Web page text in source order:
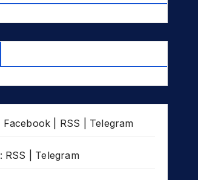
Facebook RSS Telegram
: RSS Telegram